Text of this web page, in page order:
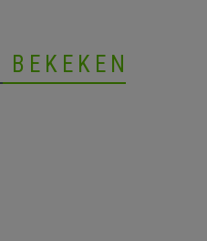
BEKEKEN